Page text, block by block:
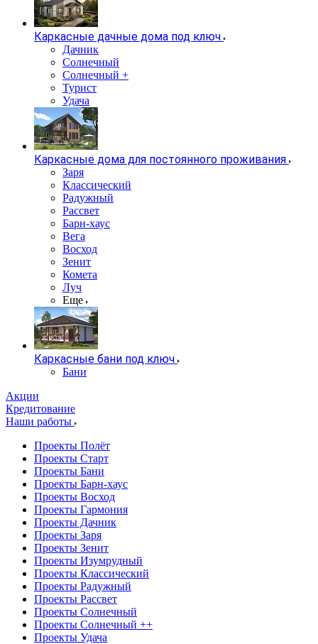
Каркасные дачные дома под ключ
Дачник
Солнечный
Солнечный +
Турист
Удача
Каркасные дома для постоянного проживания
Заря
Классический
Радужный
Рассвет
Барн-хаус
Вега
Восход
Зенит
Комета
Луч
Еще
Каркасные бани под ключ
Бани
Акции
Кредитование
Наши работы
Проекты Полёт
Проекты Старт
Проекты Бани
Проекты Барн-хаус
Проекты Восход
Проекты Гармония
Проекты Дачник
Проекты Заря
Проекты Зенит
Проекты Изумрудный
Проекты Классический
Проекты Радужный
Проекты Рассвет
Проекты Солнечный
Проекты Солнечный ++
Проекты Удача